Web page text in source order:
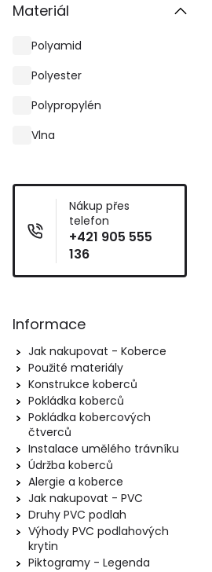
Materiál
Polyamid
Polyester
Polypropylén
Vlna
Nákup přes
telefon
+421 905 555
136
Informace
Jak nakupovat - Koberce
Použité materiály
Konstrukce koberců
Pokládka koberců
Pokládka kobercových
čtverců
Instalace umělého trávníku
Údržba koberců
Alergie a koberce
Jak nakupovat - PVC
Druhy PVC podlah
Výhody PVC podlahových
krytin
Piktogramy - Legenda